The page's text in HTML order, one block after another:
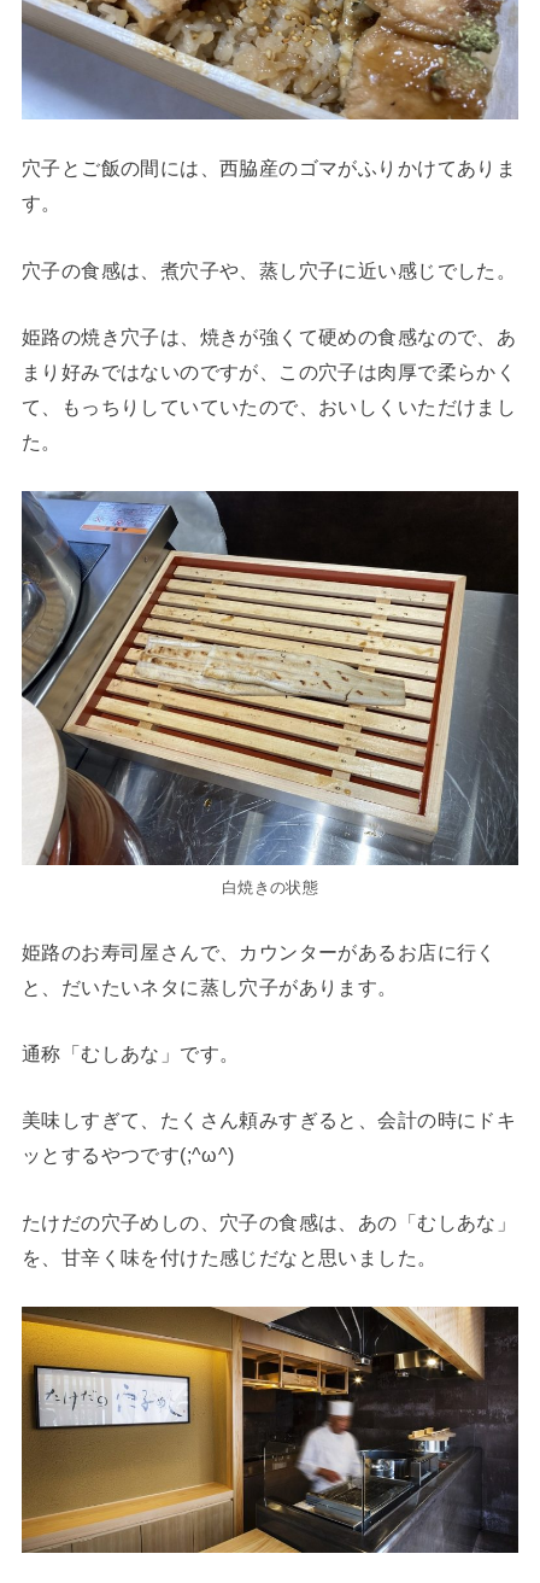
穴子とご飯の間には、西脇産のゴマがふりかけてありま
す。
穴子の食感は、煮穴子や、蒸し穴子に近い感じでした。
姫路の焼き穴子は、焼きが強くて硬めの食感なので、あ
まり好みではないのですが、この穴子は肉厚で柔らかく
て、もっちりしていていたので、おいしくいただけまし
た。
白焼きの状態
姫路のお寿司屋さんで、カウンターがあるお店に行く
と、だいたいネタに蒸し穴子があります。
通称「むしあな」です。
美味しすぎて、たくさん頼みすぎると、会計の時にドキ
ッとするやつです(;^ω^)
たけだの穴子めしの、穴子の食感は、あの「むしあな」
を、甘辛く味を付けた感じだなと思いました。